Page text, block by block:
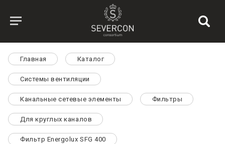
Главная Каталог
Системы вентиляции
Канальные сетевые элементы Фильтры
Для круглых каналов
Фильтр Energolux SFG 400